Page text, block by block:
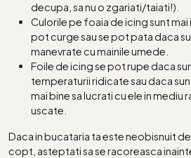
decupa, sa nu o zgariati/taiati!).
Culorile pe foaia de icing sunt mai
pot curge sau se pot pata daca
manevrate cu mainile umede.
Foile de icing se pot rupe daca
temperaturii ridicate sau daca
mai bine sa lucrati cu ele in mediu
uscate.
Daca in bucataria ta este neobisnuit
copt, asteptati sa se racoreasca